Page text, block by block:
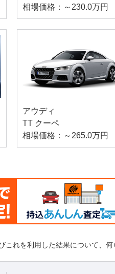
相場価格：～230.0万円
アウディ
TT クーペ
相場価格：～265.0万円
れを利用した結果について、何